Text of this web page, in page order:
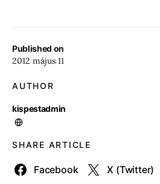
Published on
2012 május 11
AUTHOR
kispestadmin
SHARE ARTICLE
Facebook X (Twitter)